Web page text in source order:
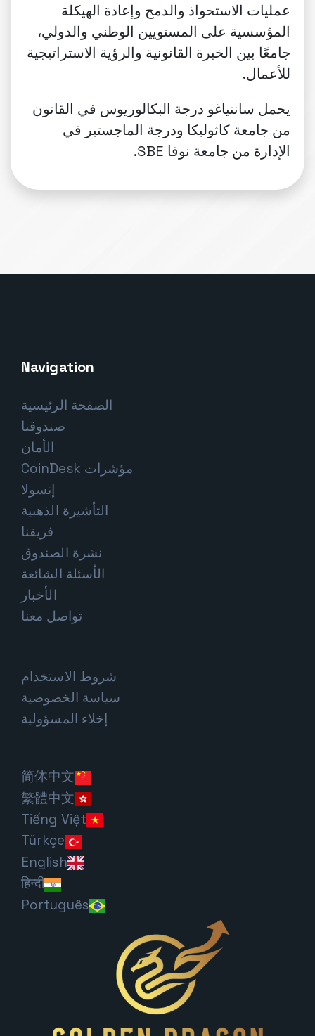
عمليات الاستحواذ والدمج وإعادة الهيكلة
المؤسسية على المستويين الوطني والدولي،
جامعًا بين الخبرة القانونية والرؤية الاستراتيجية
للأعمال.
يحمل سانتياغو درجة البكالوريوس في القانون
من جامعة كاثوليكا ودرجة الماجستير في
الإدارة من جامعة نوفا SBE.
Navigation
الصفحة الرئيسية
صندوقنا
الأمان
مؤشرات CoinDesk
إنسولا
التأشيرة الذهبية
فريقنا
نشرة الصندوق
الأسئلة الشائعة
الأخبار
تواصل معنا
شروط الاستخدام
سياسة الخصوصية
إخلاء المسؤولية
简体中文
繁體中文
Tiếng Việt
Türkçe
English
हिन्दी
Português